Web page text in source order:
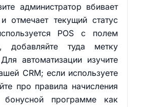
администратор вбивает
отмечает текущий статус
POS с полем
добавляйте туда метку
автоматизации изучите
CRM; если используете
про правила начисления
программе как